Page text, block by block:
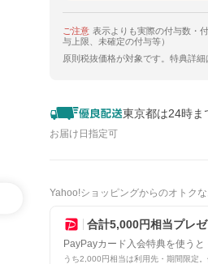
ご注意 表示よりも実際の付与数・
与上限、未確定の付与等）
原則税抜価格が対象です。特典詳細
東京都は24時ま
お届け日指定可
Yahoo!ショッピングからのオトク
合計5,000円相当プレゼ
PayPayカード入会特典を使うと
うち2,000円相当は利用先・期間限定。